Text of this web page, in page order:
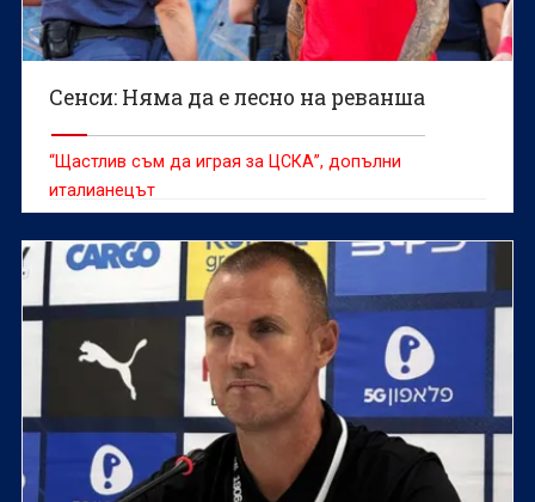
Сенси: Няма да е лесно на реванша
“Щастлив съм да играя за ЦСКА”, допълни
италианецът